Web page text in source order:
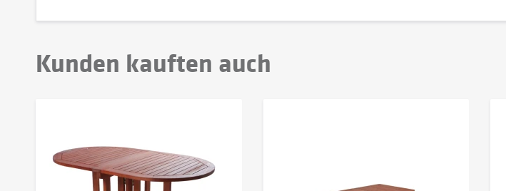
Kunden kauften auch